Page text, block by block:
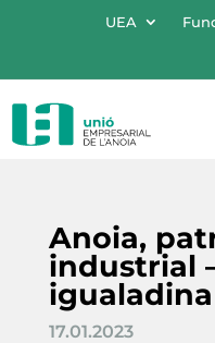
UEA
Anoia,
industrial
17.01.2023